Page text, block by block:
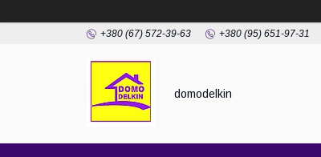
+380 (67) 572-39-63 +380 (95) 651-97-31
domodelkin